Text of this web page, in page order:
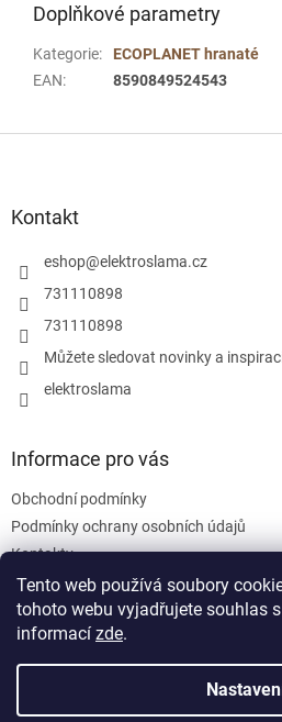
Tento web používá soubory
tohoto webu vyjadřujete souhlas
informací zde.
Doplňkové parametry
Kategorie:
ECOPLANET hranaté
EAN: 8590849524543
Kontakt
eshop@elektroslama.cz
731110898
731110898
Můžete sledovat novinky a
elektroslama
Informace pro vás
Obchodní podmínky
Podmínky ochrany osobních údajů
Kontakty
Vytvořil